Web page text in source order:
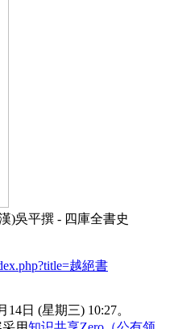
)吳平撰 - 四庫全書史
越絕書
日 (星期三) 10:27。